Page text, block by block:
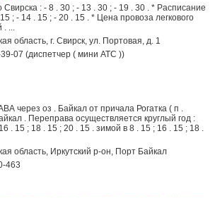
: - 8 . 30 ; - 13 . 30 ; - 19 . 30 . * Расписание
; - 14 . 15 ; - 20 . 15 . * Цена провоза легкового
. ...
область, г. Свирск, ул. Портовая, д. 1
07 (диспетчер ( мини АТС ))
оз . Байкал от причала Рогатка ( п .
. Переправа осуществляется круглый год :
. 15 ; 18 . 15 ; 20 . 15 . зимой в 8 . 15 ; 16 . 15 ; 18 .
область, Иркутский р-он, Порт Байкал
463